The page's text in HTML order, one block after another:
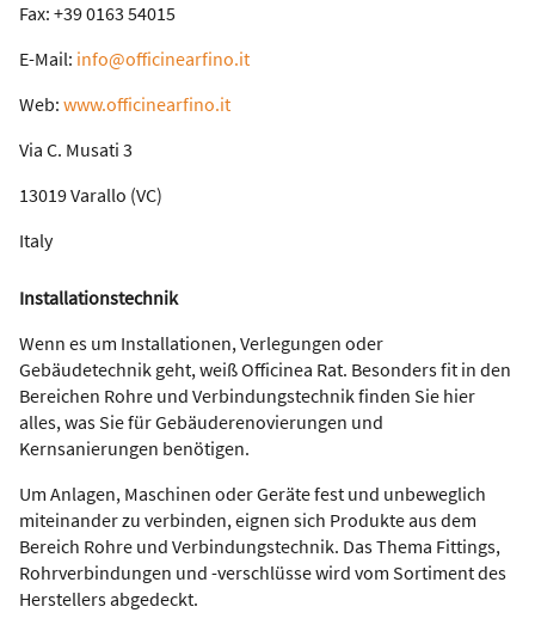
Fax: +39 0163 54015
E-Mail: info@officinearfino.it
Web: www.officinearfino.it
Via C. Musati 3
13019 Varallo (VC)
Italy
Installationstechnik
Wenn es um Installationen, Verlegungen oder
Gebäudetechnik geht, weiß Officinea Rat. Besonders fit in den
Bereichen Rohre und Verbindungstechnik finden Sie hier
alles, was Sie für Gebäuderenovierungen und
Kernsanierungen benötigen.
Um Anlagen, Maschinen oder Geräte fest und unbeweglich
miteinander zu verbinden, eignen sich Produkte aus dem
Bereich Rohre und Verbindungstechnik. Das Thema Fittings,
Rohrverbindungen und -verschlüsse wird vom Sortiment des
Herstellers abgedeckt.